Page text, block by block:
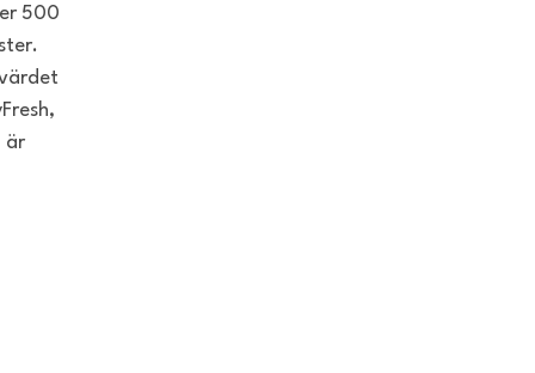
500
är